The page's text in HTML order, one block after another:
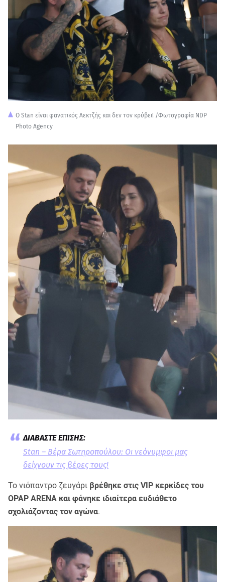
Ο Stan είναι φανατικός Αεκτζής και δεν τον κρύβει! /Φωτογραφία NDP
Photo Agency
Stan – Βέρα Σωτηροπούλου: Οι νεόνυμφοι μας
δείχνουν τις βέρες τους!
Το νιόπαντρο ζευγάρι βρέθηκε στις VIP κερκίδες του
OPAP ARENA και φάνηκε ιδιαίτερα ευδιάθετο
σχολιάζοντας τον αγώνα.